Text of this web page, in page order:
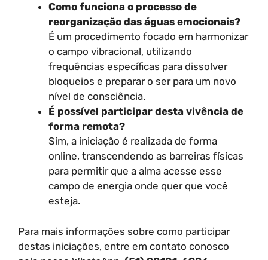
Como funciona o processo de
reorganização das águas emocionais?
É um procedimento focado em harmonizar
o campo vibracional, utilizando
frequências específicas para dissolver
bloqueios e preparar o ser para um novo
nível de consciência.
É possível participar desta vivência de
forma remota?
Sim, a iniciação é realizada de forma
online, transcendendo as barreiras físicas
para permitir que a alma acesse esse
campo de energia onde quer que você
esteja.
Para mais informações sobre como participar
destas iniciações, entre em contato conosco